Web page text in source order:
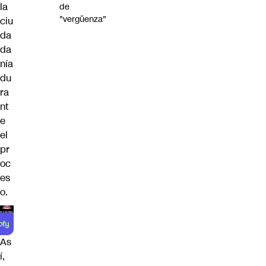
la
ciu
da
da
nía
du
ra
nt
e
el
pr
oc
es
o.
As
í,
de
"vergüenza"